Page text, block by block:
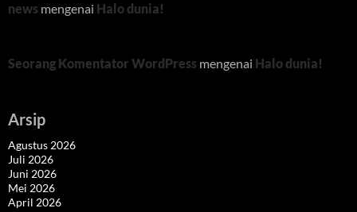
news mengenai Halo dunia!
Seorang Komentator WordPress mengenai Halo dunia!
Arsip
Agustus 2026
Juli 2026
Juni 2026
Mei 2026
April 2026